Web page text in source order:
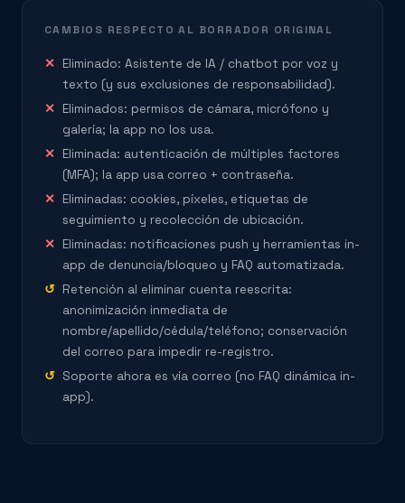
CAMBIOS RESPECTO AL BORRADOR ORIGINAL
Eliminado: Asistente de IA / chatbot por voz y
texto (y sus exclusiones de responsabilidad).
Eliminados: permisos de cámara, micrófono y
galería; la app no los usa.
Eliminada: autenticación de múltiples factores
(MFA); la app usa correo + contraseña.
Eliminadas: cookies, píxeles, etiquetas de
seguimiento y recolección de ubicación.
Eliminadas: notificaciones push y herramientas in-
app de denuncia/bloqueo y FAQ automatizada.
Retención al eliminar cuenta reescrita:
anonimización inmediata de
nombre/apellido/cédula/teléfono; conservación
del correo para impedir re-registro.
Soporte ahora es vía correo (no FAQ dinámica in-
app).